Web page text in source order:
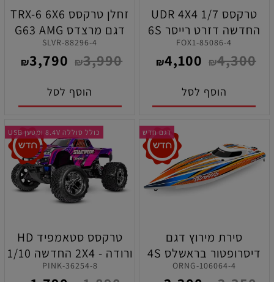
טרקסס UDR 4X4 1/7
החדשה דזרט רייסר 6S
בראשלס כתומה כולל
תאורה
85086-4-FOX1
₪4,300
₪4,100
הוסף לסל
זחלן טרקסס TRX-6 6X6
דגם מרצדס G63 AMG
כסופה עם תאורה מוכן
לנסיעה
88296-4-SLVR
₪3,990
₪3,790
הוסף לסל
דגם חדש
סירת מירוץ דגם
דיסרופטור בראשלס 4S
בצבע כתום תוצרת
106064-4-ORNG
כולל סוללה 8.4V ומטען USB
טרקסס סטאמפיד HD
ורודה - 2X4 החדשה 1/10
סטאדיום טראק ( כולל
36254-8-PINK